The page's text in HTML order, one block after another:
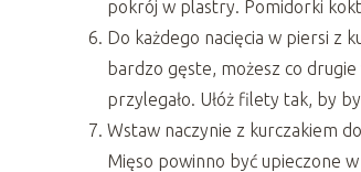
pokrój w plastry. Pomidorki
Do każdego nacięcia w piersi z
bardzo gęste, możesz co
przylegało. Ułóż filety tak, by
Wstaw naczynie z kurczakiem
Mięso powinno być upieczone